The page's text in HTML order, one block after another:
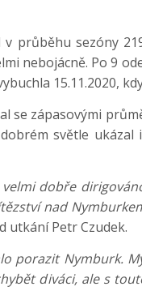
průběhu sezóny
nebojácně. Po 9
15.11.2020,
zápasovými
světle
velmi dobře
nad
utkání Petr Czudek.
porazit Nymburk.
diváci, ale s